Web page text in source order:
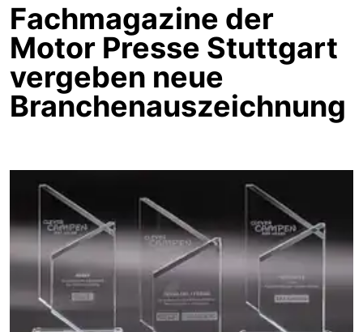
Fachmagazine der
Motor Presse Stuttgart
vergeben neue
Branchenauszeichnung